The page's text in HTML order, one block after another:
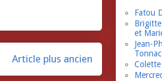
Article plus ancien
Fatou
et
Jean-
Tonnac
Colette